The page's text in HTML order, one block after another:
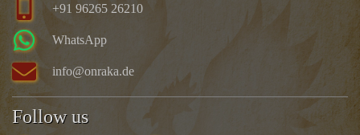
+91 96265 26210
WhatsApp
info@onraka.de
Follow us